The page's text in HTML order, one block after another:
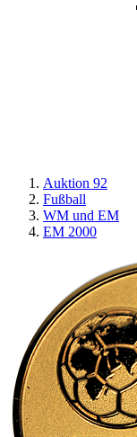
Auktion 92
Fußball
WM und EM
EM 2000